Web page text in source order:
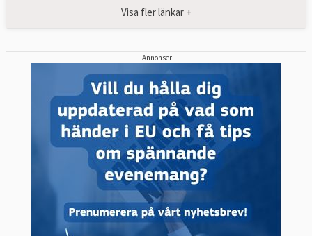
Malin Björk (V)
Soraya Post (FI)
Visa fler länkar +
Annonser